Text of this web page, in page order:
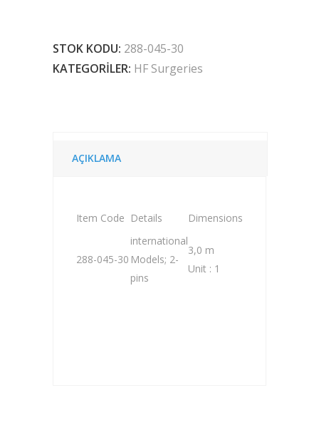
STOK KODU: 288-045-30
KATEGORILER: HF Surgeries
AÇIKLAMA
Item Code Details Dimensions
288-045-30
international
Models; 2-
pins
3,0 m
Unit : 1